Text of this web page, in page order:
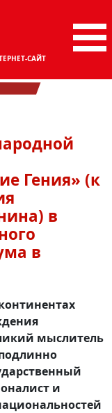
САЙТ
Гения» (к
в
в
мыслитель
и